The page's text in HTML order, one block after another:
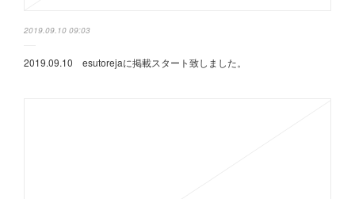
2019.09.10 09:03
2019.09.10 esutorejaに掲載スタート致しました。